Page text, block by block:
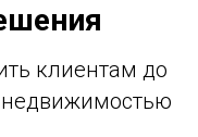
клиентам до
недвижимостью